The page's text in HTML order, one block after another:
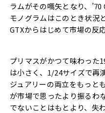
ラムがその嚆矢となり、
モノグラムはこのとき状況
GTXからはじめて市場の
プリマスがかつて味わった
は小さく、1/24サイズで再
ジュアリーの両立をもっと
が市場で思ったより振るわ
でないことはもとより、 失